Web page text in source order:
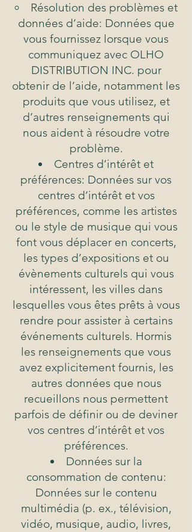
Résolution des problèmes et
données d’aide: Données que
vous fournissez lorsque vous
communiquez avec OLHO
DISTRIBUTION INC. pour
obtenir de l’aide, notamment les
produits que vous utilisez, et
d’autres renseignements qui
nous aident à résoudre votre
problème.
Centres d’intérêt et
préférences: Données sur vos
centres d’intérêt et vos
préférences, comme les artistes
ou le style de musique qui vous
font vous déplacer en concerts,
les types d’expositions et ou
évènements culturels qui vous
intéressent, les villes dans
lesquelles vous êtes prêts à vous
rendre pour assister à certains
événements culturels. Hormis
les renseignements que vous
avez explicitement fournis, les
autres données que nous
recueillons nous permettent
parfois de définir ou de deviner
vos centres d’intérêt et vos
préférences.
Données sur la
consommation de contenu:
Données sur le contenu
multimédia (p. ex., télévision,
vidéo, musique, audio, livres,